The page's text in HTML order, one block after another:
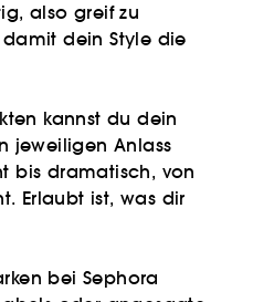
also greif zu
dein Style die
kannst du dein
jeweiligen Anlass
bis dramatisch, von
Erlaubt ist, was dir
bei Sephora